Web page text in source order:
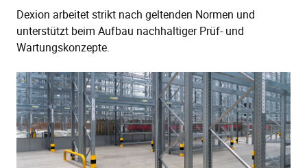
Dexion arbeitet strikt nach geltenden Normen und
unterstützt beim Aufbau nachhaltiger Prüf- und
Wartungskonzepte.